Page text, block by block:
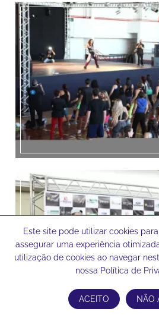
Este site pode utilizar cookies
assegurar uma experiência
utilização de cookies ao navegar
nossa Política de
ACEITO NÃO